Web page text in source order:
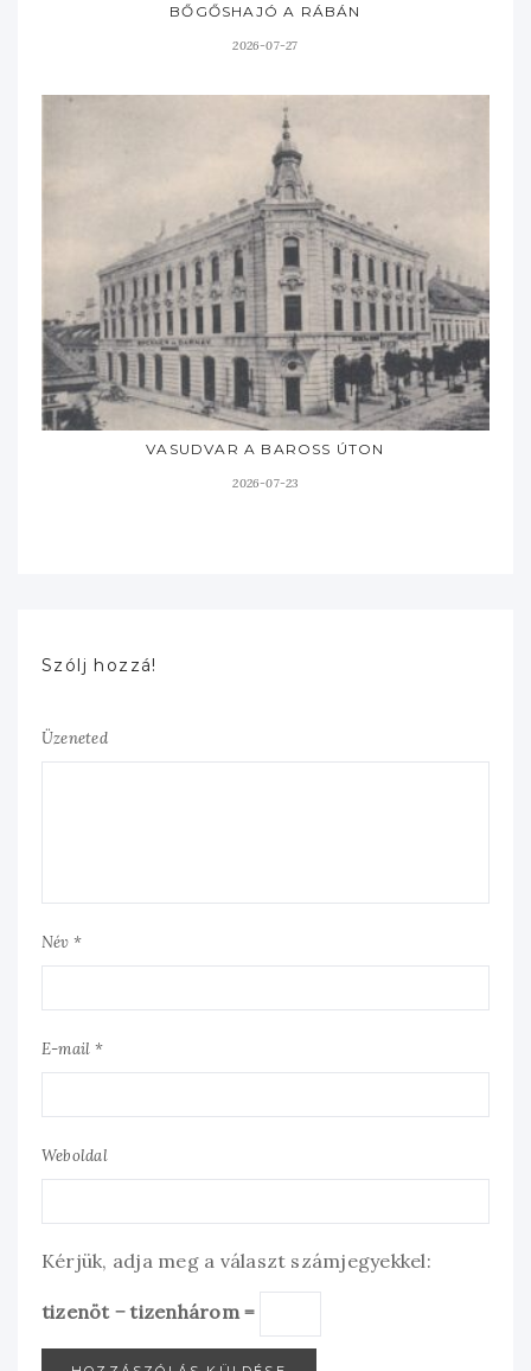
BŐGŐSHAJÓ A RÁBÁN
2026-07-27
VASUDVAR A BAROSS ÚTON
2026-07-23
Szólj hozzá!
Üzeneted
Név *
E-mail *
Weboldal
Kérjük, adja meg a választ számjegyekkel:
tizenöt − tizenhárom =